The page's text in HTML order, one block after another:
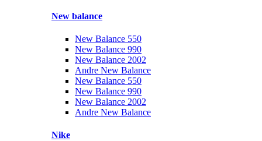
New balance
New Balance 550
New Balance 990
New Balance 2002
Andre New Balance
New Balance 550
New Balance 990
New Balance 2002
Andre New Balance
Nike